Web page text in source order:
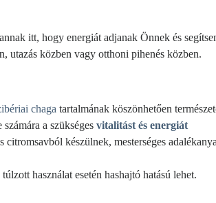
itt, hogy energiát adjanak Önnek és
utazás közben vagy otthoni pihenés közben.
chaga tartalmának köszönhetően
a szükséges vitalitást és energiát
készülnek, mesterséges
használat esetén hashajtó hatású lehet.